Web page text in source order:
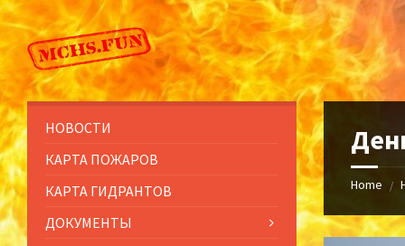
Skip
to
content
Skip
to
left
sidebar
Skip
to
footer
Home /
НОВОСТИ
КАРТА ПОЖАРОВ
КАРТА ГИДРАНТОВ
ДОКУМЕНТЫ